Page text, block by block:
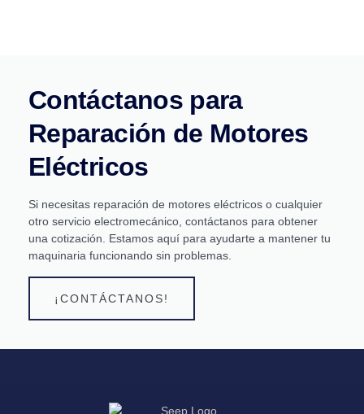
Contáctanos para
Reparación de Motores
Eléctricos
Si necesitas reparación de motores eléctricos o cualquier
otro servicio electromecánico, contáctanos para obtener
una cotización. Estamos aquí para ayudarte a mantener tu
maquinaria funcionando sin problemas.
¡CONTÁCTANOS!